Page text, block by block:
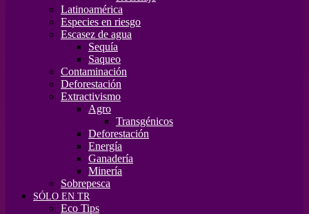
Latinoamérica
Especies en riesgo
Escasez de agua
Sequía
Saqueo
Contaminación
Deforestación
Extractivismo
Agro
Transgénicos
Deforestación
Energía
Ganadería
Minería
Sobrepesca
SÓLO EN TR
Eco Tips